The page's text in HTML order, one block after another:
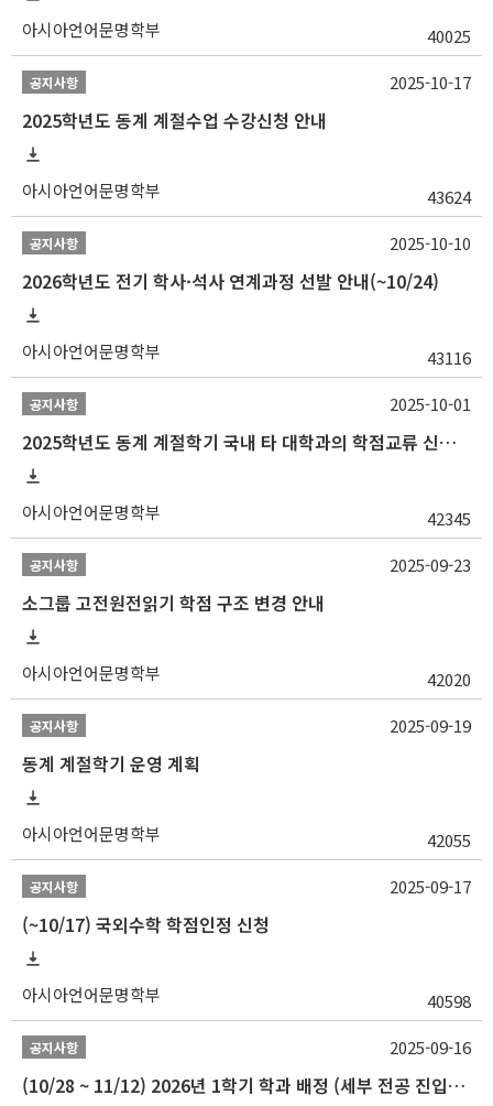
아시아언어문명학부 40025
공지사항
2025학년도 동계 계절수업 수강신청 안내
아시아언어문명학부 43624
2025-10-17
공지사항
2026학년도 전기 학사·석사 연계과정 선발 안내(~10/24)
아시아언어문명학부 43116
2025-10-10
공지사항
2025학년도 동계 계절학기 국내 타 대학과의 학점교류 신청 안내
아시아언어문명학부 42345
2025-10-01
공지사항
소그룹 고전원전읽기 학점 구조 변경 안내
아시아언어문명학부 42020
2025-09-23
공지사항
동계 계절학기 운영 계획
아시아언어문명학부 42055
2025-09-19
공지사항
(~10/17) 국외수학 학점인정 신청
아시아언어문명학부 40598
2025-09-17
공지사항
(10/28 ~ 11/12) 2026년 1학기 학과 배정 (세부 전공 진입) 안내
2025-09-16